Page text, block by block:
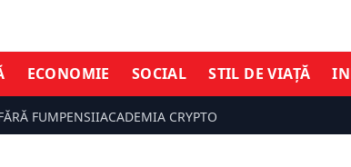
ECONOMIE SOCIAL STIL DE VIAȚĂ
FUMPENSIIACADEMIA CRYPTO